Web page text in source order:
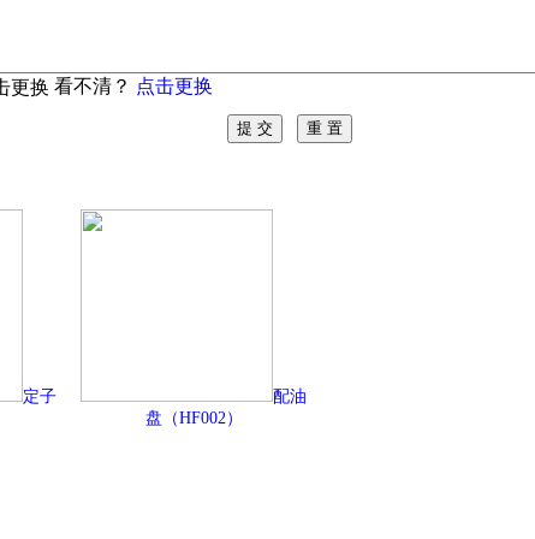
看不清？ 点击更换
定子
配油
盘（HF002）